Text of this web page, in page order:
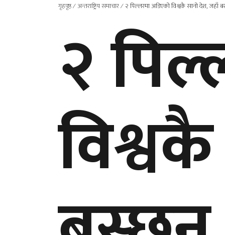
गृहपृष्ठ∕अन्तराष्ट्रिय समाचार∕२ पिल्लरमा अडिएको विश्वकै सानो देश,
२